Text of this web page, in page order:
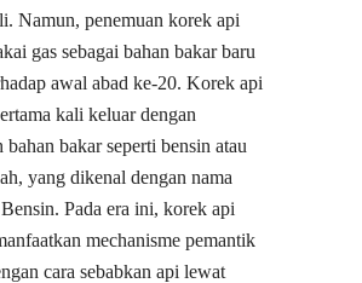
Namun, penemuan korek api
gas sebagai bahan bakar baru
awal abad ke-20. Korek api
kali keluar dengan
bahan bakar seperti bensin atau
yang dikenal dengan nama
Pada era ini, korek api
mechanisme pemantik
cara sebabkan api lewat